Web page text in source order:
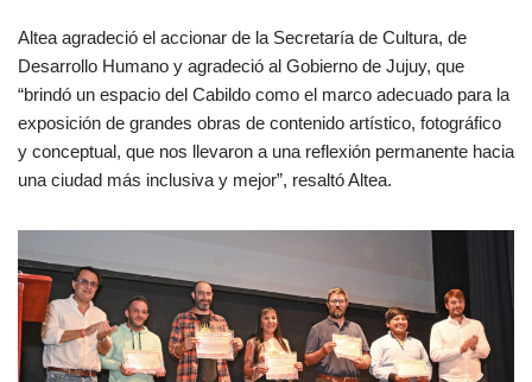
Altea agradeció el accionar de la Secretaría de Cultura, de
Desarrollo Humano y agradeció al Gobierno de Jujuy, que
“brindó un espacio del Cabildo como el marco adecuado para la
exposición de grandes obras de contenido artístico, fotográfico
y conceptual, que nos llevaron a una reflexión permanente hacia
una ciudad más inclusiva y mejor”, resaltó Altea.